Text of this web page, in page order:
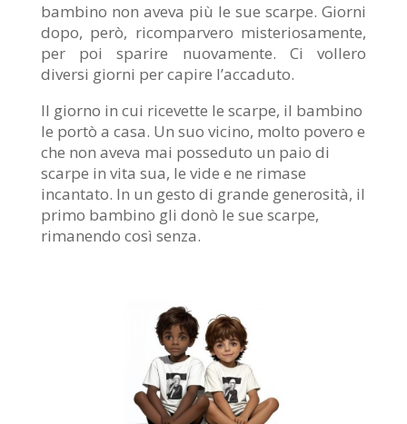
bambino non aveva più lesue scarpe. Giorni
dopo, però, ricomparvero misteriosamente,
per poisparire nuovamente. Ci vollero
diversi giorni per capire l’accaduto.
Il giorno in cui ricevette le scarpe, il bambino
le portò a casa. Un suo vicino, molto povero e
che non aveva mai posseduto un paio di
scarpe in vita sua, le vide e ne rimase
incantato. In un gesto di grande generosità, il
primo bambino gli donò le sue scarpe,
rimanendo così senza.